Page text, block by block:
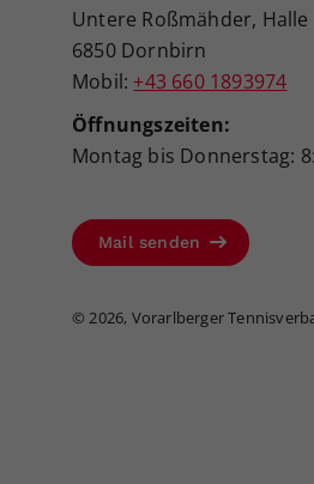
Untere Roßmähder, Halle
6850 Dornbirn
Mobil: +43 660 1893974
Öffnungszeiten:
Montag bis Donnerstag:
Mail senden
©2026, Vorarlberger